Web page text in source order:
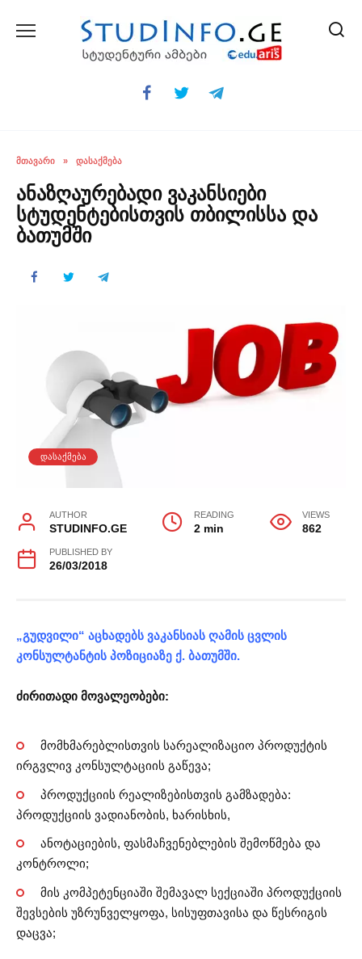
ᲛᲗᲐᲕᲐᲠᲘ » ᲓᲐᲡᲐᲥᲛᲔᲑᲐ
ანაზღაურებადი ვაკანსიები
სტუდენტებისთვის თბილისსა და
ბათუმში
ᲓᲐᲡᲐᲥᲛᲔᲑᲐ
AUTHOR
STUDINFO.GE
READING
2 min
VIEWS
862
PUBLISHED BY
26/03/2018
„გუდვილი“ აცხადებს ვაკანსიას ღამის ცვლის
კონსულტანტის პოზიციაზე ქ. ბათუმში.
ძირითადი მოვალეობები:
მომხმარებლისთვის სარეალიზაციო პროდუქტის
ირგვლივ კონსულტაციის გაწევა;
პროდუქციის რეალიზებისთვის გამზადება:
პროდუქციის ვადიანობის, ხარისხის,
ანოტაციების, ფასმაჩვენებლების შემოწმება და
კონტროლი;
მის კომპეტენციაში შემავალ სექციაში პროდუქციის
შევსების უზრუნველყოფა, სისუფთავისა და წესრიგის
დაცვა;